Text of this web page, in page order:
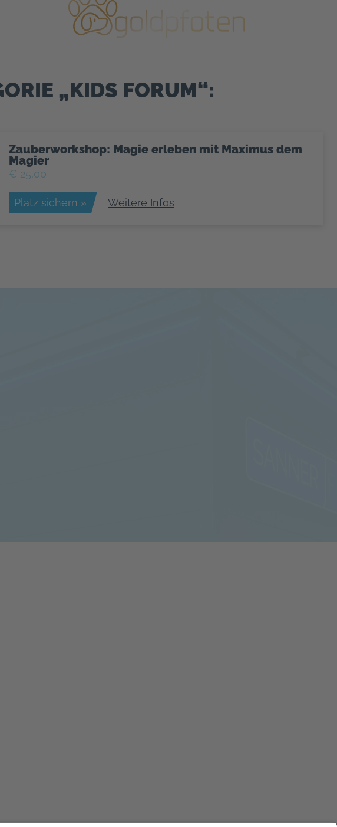
„KIDS FORUM“:
Zauberworkshop: Magie erleben mit Maximus dem
Magier
€ 25,00
Platz sichern » Weitere Infos